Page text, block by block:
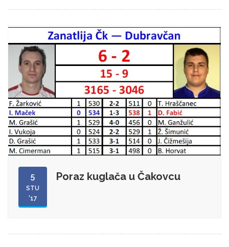
5
STU
'17
Poraz kuglača u Čakovcu